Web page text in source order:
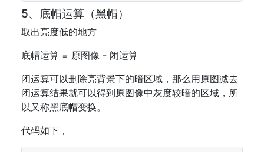
5、底帽运算（黑帽）
取出亮度低的地方
底帽运算 = 原图像 - 闭运算
闭运算可以删除亮背景下的暗区域，那么用原图减去
闭运算结果就可以得到原图像中灰度较暗的区域，所
以又称黑底帽变换。
代码如下，